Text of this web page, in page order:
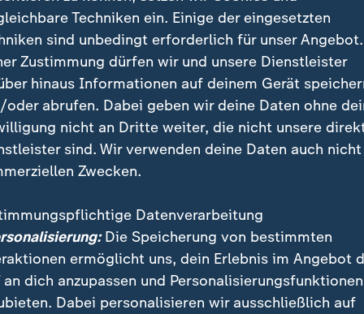
Fraktionsführung: Korte sieht zudem ein mögliches
innerhalb der Unionsfraktion. Viele
gefühlt, der Widerstand gegen die Kandidatin
Unmut über den Fraktionsvorsitzenden Jens Spahn:
das kleine
aus einer Position der
Politikwissenschaftler
Reaktion auf die SPD: Schließlich nennt Korte auch
Techniken ein. Einige der eingesetzten
sind unbedingt erforderlich für unser
Zustimmung dürfen wir und unsere Dienstleister
hinaus Informationen auf deinem Gerät
oder abrufen. Dabei geben wir deine Daten ohne
nicht an Dritte weiter, die nicht unsere
sind. Wir verwenden deine Daten auch nicht
Zwecken.
Datenverarbeitung
Die Speicherung von bestimmten
ermöglicht uns, dein Erlebnis im Angebot
an dich anzupassen und Personalisierungsfunktionen
Dabei personalisieren wir ausschließlich auf